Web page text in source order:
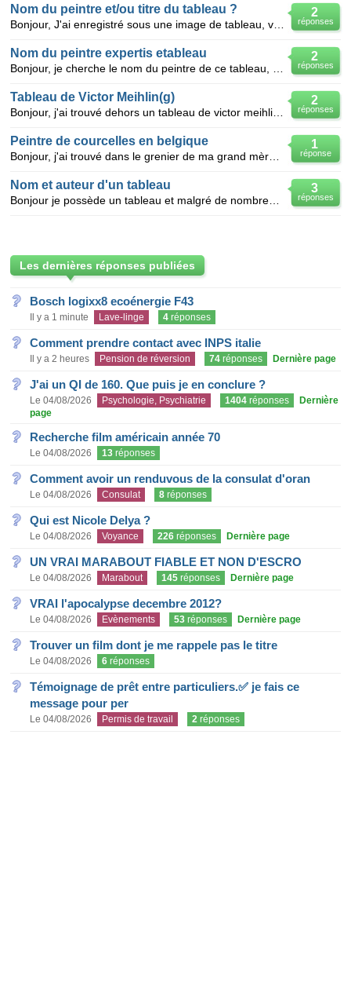
2
réponses
Nom du peintre et/ou titre du tableau ?
2
réponses
Nom du peintre expertis etableau
2
réponses
Tableau de Victor Meihlin(g)
1
réponse
Peintre de courcelles en belgique
3
réponses
Nom et auteur d'un tableau
Les dernières réponses publiées
Bosch logixx8 ecoénergie F43
Il y a 1 minute Lave-linge 4 réponses
Comment prendre contact avec INPS italie
Il y a 2 heures Pension de réversion 74 réponses Dernière page
J'ai un QI de 160. Que puis je en conclure ?
Le 04/08/2026 Psychologie, Psychiatrie 1404 réponses
Dernière
page
Recherche film américain année 70
Le 04/08/2026 13 réponses
Comment avoir un renduvous de la consulat d'oran
Le 04/08/2026 Consulat 8 réponses
Qui est Nicole Delya ?
Le 04/08/2026 Voyance 226 réponses Dernière page
UN VRAI MARABOUT FIABLE ET NON D'ESCRO
Le 04/08/2026 Marabout 145 réponses Dernière page
VRAI l'apocalypse decembre 2012?
Le 04/08/2026 Evènements 53 réponses Dernière page
Trouver un film dont je me rappele pas le titre
Le 04/08/2026 6 réponses
Témoignage de prêt entre particuliers.✅ je fais ce
message pour per
Le 04/08/2026 Permis de travail 2 réponses